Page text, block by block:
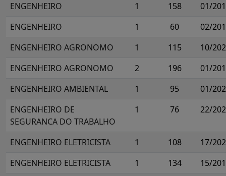
ENGENHEIRO
1 158
01/
ENGENHEIRO
1 60
02/
ENGENHEIRO AGRONOMO
1 115
10/
ENGENHEIRO AGRONOMO
2 196
01/
ENGENHEIRO AMBIENTAL
1 95
01/
ENGENHEIRO DE
SEGURANCA DO TRABALHO
1 76 22/
ENGENHEIRO ELETRICISTA 1 108
17/
ENGENHEIRO ELETRICISTA
1 134
15/